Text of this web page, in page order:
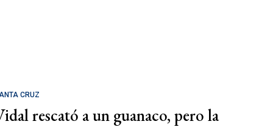
CRUZ
rescató a un guanaco, pero la